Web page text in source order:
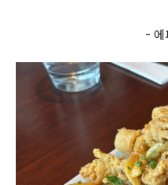
- 에